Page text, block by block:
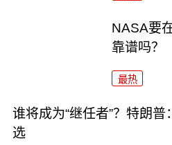
NASA要
靠谱吗？
最热
谁将成为“继任者”？特朗
选